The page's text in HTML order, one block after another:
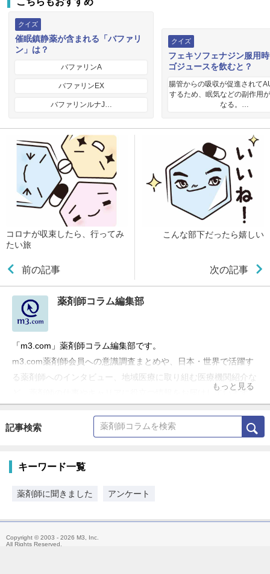
クイズ
催眠鎮静薬が含まれる「バファリ
ン」は？
バファリンA
バファリンEX
バファリンルナJ…
クイズ
フェキソフェナジン服用
ゴジュースを飲むと？
腸管からの吸収が促進されて
するため、眠気などの副作用
なる。…
コロナが収束したら、行ってみ
たい旅
前の記事
こんな部下だったら嬉しい
次の記事
薬剤師コラム編集部
「m3.com」薬剤師コラム編集部です。
m3.com薬剤師会員への意識調査まとめや、日本・世界で活躍す
る薬剤師へのインタビュー、地域医療に取り組む医療機関紹介な
ど、薬剤師の仕事やキャリアに役立つ情報をお届けしています。
もっと見る
記事検索
キーワード一覧
薬剤師に聞きました アンケート
Copyright © 2003 - 2026 M3, Inc.
All Rights Reserved.